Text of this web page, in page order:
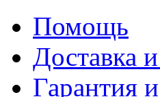
Помощь
Доставка
Гарантия